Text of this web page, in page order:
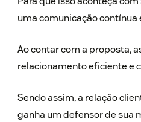
uma comunicação
Ao contar com a proposta,
relacionamento eficiente e
Sendo assim, a relação
ganha um defensor de sua